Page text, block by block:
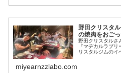
野田クリスタ
の焼肉をおご
野田クリスタルさ
『マヂカルラブ
リスタルジムのイ
となり、それを
miyearnzzlabo.com